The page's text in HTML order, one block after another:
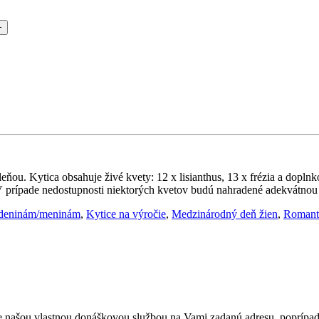
Kytica obsahuje živé kvety: 12 x lisianthus, 13 x frézia a
nedostupnosti niektorých kvetov budú nahradené
meninám, Kytice na výročie, Medzinárodný deň žien,